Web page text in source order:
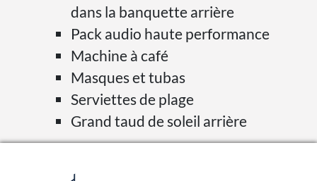
dans la banquette arrière
Pack audio haute performance
Machine à café
Masques et tubas
Serviettes de plage
Grand taud de soleil arrière